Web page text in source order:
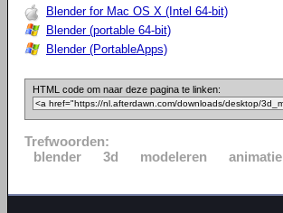
Blender for Mac OS X (Intel 64-bit)
Blender (portable 64-bit)
Blender (PortableApps)
HTML code om naar deze pagina te linken:
Trefwoorden:
blender
3d modeleren animatie